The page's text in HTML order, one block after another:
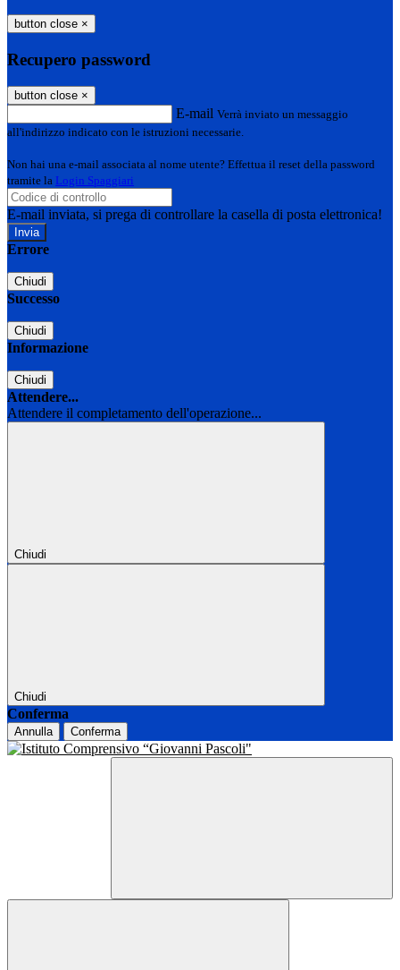
button close ×
Recupero password
button close ×
E-mail Verrà inviato un messaggio
all'indirizzo indicato con le istruzioni necessarie.
Non hai una e-mail associata al nome utente? Effettua il reset della password
tramite la Login Spaggiari
E-mail inviata, si prega di controllare la casella di posta elettronica!
Errore
Chiudi
Successo
Chiudi
Informazione
Chiudi
Attendere...
Attendere il completamento dell'operazione...
Chiudi
Chiudi
Conferma
Annulla Conferma